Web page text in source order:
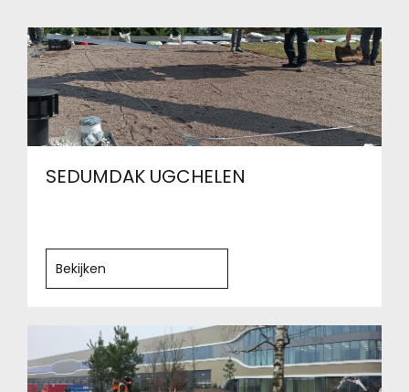
SEDUMDAK UGCHELEN
Bekijken